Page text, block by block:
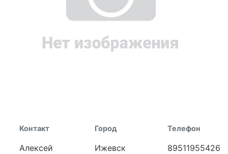
Контакт
Алексей
Город
Ижевск
Телефон
89511955426